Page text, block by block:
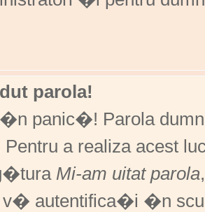
parola!
panic�! Parola
a realiza acest
Mi-am uitat parola
autentifica�i �n